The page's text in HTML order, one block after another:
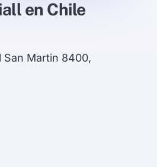
en Chile
San Martin 8400,